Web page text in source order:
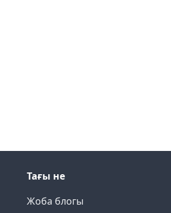
Тағы не
Жоба блогы